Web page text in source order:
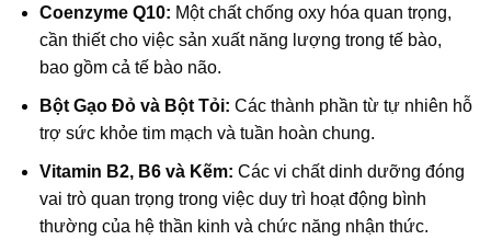
Coenzyme Q10: Một chất chống oxy hóa quan trọng,
cần thiết cho việc sản xuất năng lượng trong tế bào,
bao gồm cả tế bào não.
Bột Gạo Đỏ và Bột Tỏi: Các thành phần từ tự nhiên hỗ
trợ sức khỏe tim mạch và tuần hoàn chung.
Vitamin B2, B6 và Kẽm: Các vi chất dinh dưỡng đóng
vai trò quan trọng trong việc duy trì hoạt động bình
thường của hệ thần kinh và chức năng nhận thức.